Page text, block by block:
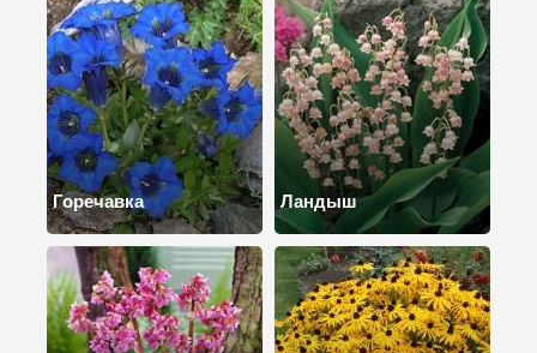
Горечавка Ландыш